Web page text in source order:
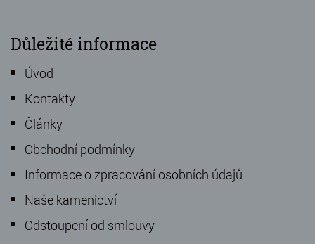
Důležité informace
Úvod
Kontakty
Články
Obchodní podmínky
Informace o zpracování osobních údajů
Naše kamenictví
Odstoupení od smlouvy